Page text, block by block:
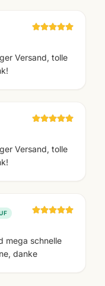
Versand, tolle
Versand, tolle
mega schnelle
danke